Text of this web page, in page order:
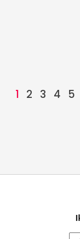
1 2 3 4 5